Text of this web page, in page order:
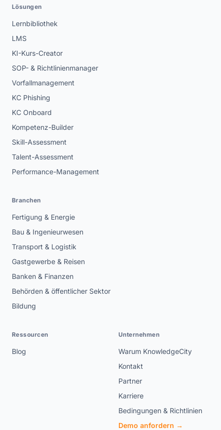
Lösungen
Lernbibliothek
LMS
KI-Kurs-Creator
SOP- & Richtlinienmanager
Vorfallmanagement
KC Phishing
KC Onboard
Kompetenz-Builder
Skill-Assessment
Talent-Assessment
Performance-Management
Branchen
Fertigung & Energie
Bau & Ingenieurwesen
Transport & Logistik
Gastgewerbe & Reisen
Banken & Finanzen
Behörden & öffentlicher Sektor
Bildung
Ressourcen
Blog
Unternehmen
Warum KnowledgeCity
Kontakt
Partner
Karriere
Bedingungen & Richtlinien
Demo anfordern →